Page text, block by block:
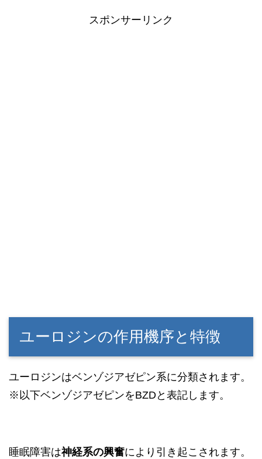
スポンサーリンク
ユーロジンの作用機序と特徴
ユーロジンはベンゾジアゼピン系に分類されます。
※以下ベンゾジアゼピンをBZDと表記します。
睡眠障害は神経系の興奮により引き起こされます。